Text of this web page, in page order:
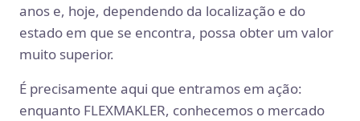
anos e, hoje, dependendo da localização e do
estado em que se encontra, possa obter um valor
muito superior.
É precisamente aqui que entramos em ação:
enquanto FLEXMAKLER, conhecemos o mercado